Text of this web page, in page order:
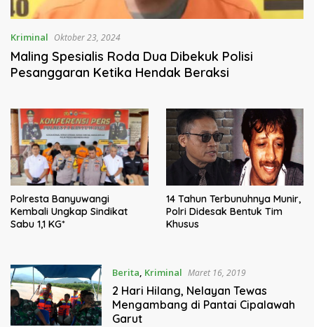
Kriminal Oktober 23, 2024
Maling Spesialis Roda Dua Dibekuk Polisi
Pesanggaran Ketika Hendak Beraksi
Polresta Banyuwangi
Kembali Ungkap Sindikat
Sabu 1,1 KG*
14 Tahun Terbunuhnya Munir,
Polri Didesak Bentuk Tim
Khusus
Berita, Kriminal Maret 16, 2019
2 Hari Hilang, Nelayan Tewas
Mengambang di Pantai Cipalawah
Garut